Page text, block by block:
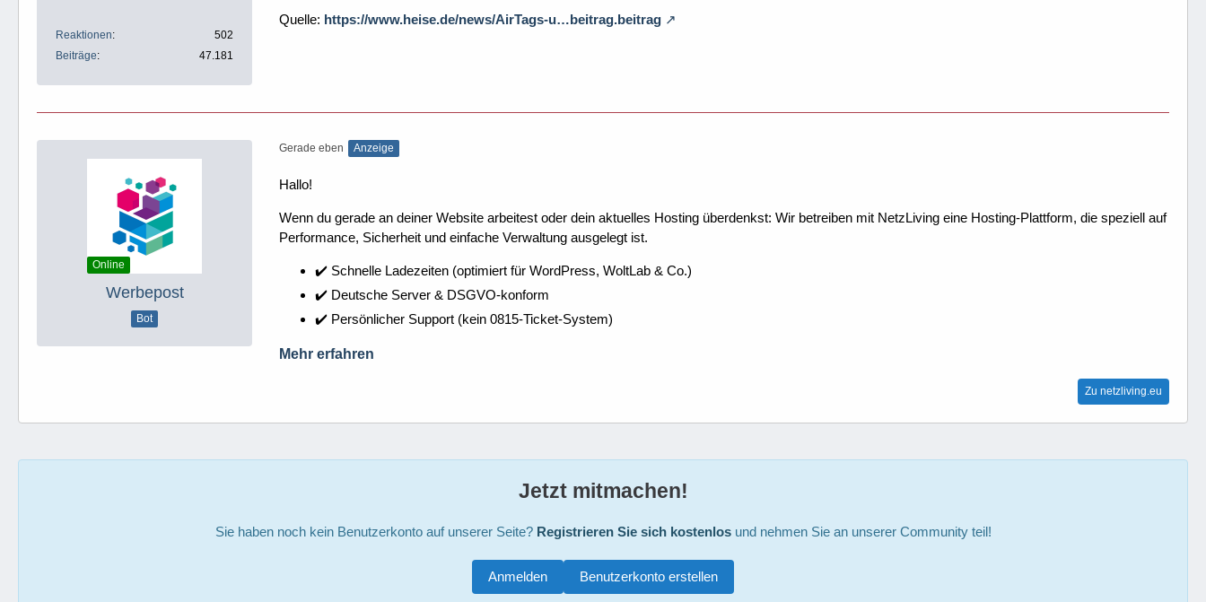
Reaktionen
502
Beiträge
47.181
Quelle: https://www.heise.de/news/AirTags-u…beitrag.beitrag
Online
Werbepost
Bot
Gerade eben Anzeige
Hallo!
Wenn du gerade an deiner Website arbeitest oder dein aktuelles Hosting überdenkst: Wir betreiben mit NetzLiving eine Hosting-Plattform, die speziell auf
Performance, Sicherheit und einfache Verwaltung ausgelegt ist.
✔️ Schnelle Ladezeiten (optimiert für WordPress, WoltLab & Co.)
✔️ Deutsche Server & DSGVO-konform
✔️ Persönlicher Support (kein 0815-Ticket-System)
Mehr erfahren
Zu netzliving.eu
Jetzt mitmachen!
Sie haben noch kein Benutzerkonto auf unserer Seite? Registrieren Sie sich kostenlosund nehmen Sie an unserer Community teil!
Benutzerkonto erstellen
Anmelden